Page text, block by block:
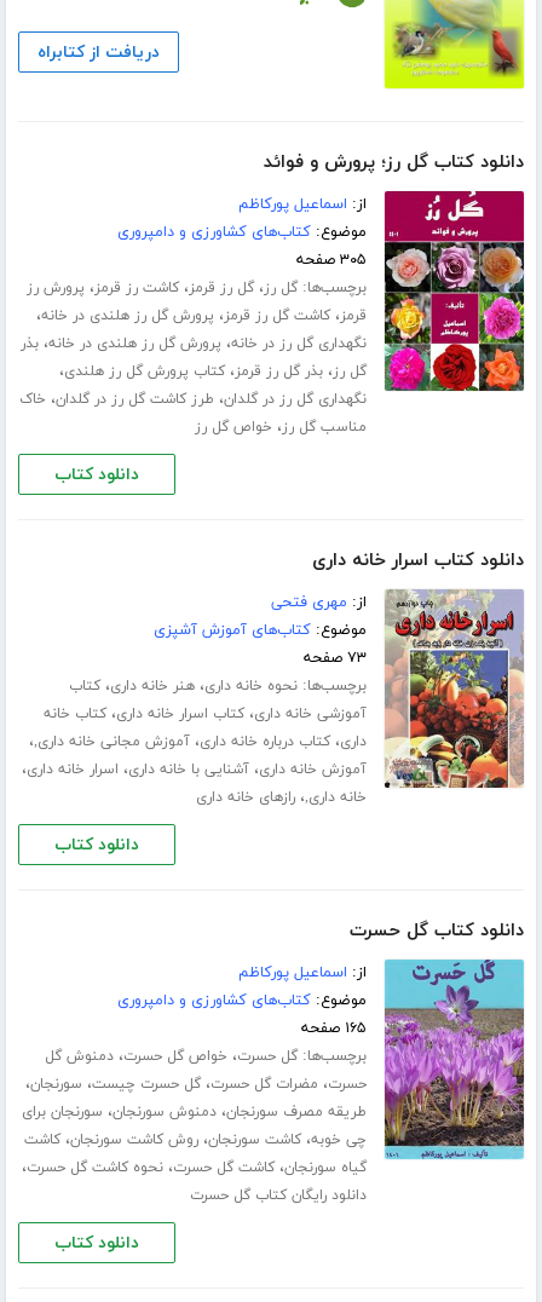
دریافت از کتابراه
دانلود کتاب گل رز؛ پرورش و فوائد
از: اسماعیل پورکاظم
موضوع:کتاب‌های کشاورزی و دامپروری
۳۰۵ صفحه
برچسب‌ها:گل رز،گل رز قرمز،کاشت رز قرمز، پرورش رز
قرمز،کاشت گل رز قرمز، پرورش گل رز هلندی در خانه،
نگهداری گل رز در خانه، پرورش گل رز هلندی در خانه،بذر
گل رز،بذر گل رز قرمز،کتاب پرورش گل رز هلندی،
نگهداری گل رز در گلدان، طرز کاشت گل رز در گلدان، خاک
مناسب گل رز، خواص گل رز
دانلود کتاب
دانلود کتاب اسرار خانه داری
از: مهری فتحی
موضوع:کتاب‌های آموزش آشپزی
۷۳ صفحه
برچسب‌ها:نحوه خانه داری،هنر خانه داری،کتاب
آموزشی خانه داری،کتاب اسرار خانه داری،کتاب خانه
داری،کتاب درباره خانه داری،آموزش مجانی خانه داری,،
آموزش خانه داری،آشنایی با خانه داری، اسرار خانه داری،
خانه داری,،رازهای خانه داری
دانلود کتاب
دانلود کتاب گل حسرت
از: اسماعیل پورکاظم
موضوع:کتاب‌های کشاورزی و دامپروری
۱۶۵ صفحه
برچسب‌ها:گل حسرت، خواص گل حسرت،دمنوش گل
حسرت، مضرات گل حسرت،گل حسرت چیست، سورنجان،
طریقه مصرف سورنجان،دمنوش سورنجان، سورنجان برای
چی خوبه،کاشت سورنجان،روش کاشت سورنجان،کاشت
گیاه سورنجان،کاشت گل حسرت،نحوه کاشت گل حسرت،
دانلود رایگان کتاب گل حسرت
دانلود کتاب